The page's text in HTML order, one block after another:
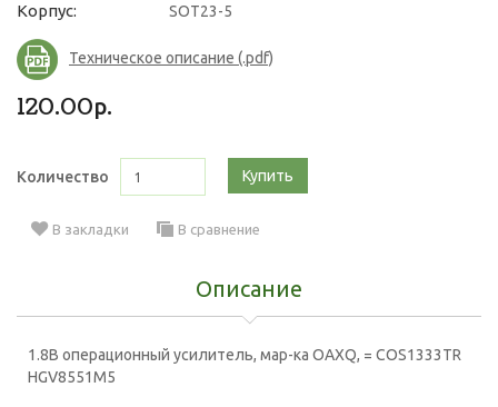
Корпус: SOT23-5
Техническое описание (.pdf)
120.00р.
Количество Купить
В закладки В сравнение
Описание
1.8В операционный усилитель, мар-ка OAXQ, = COS1333TR
HGV8551M5